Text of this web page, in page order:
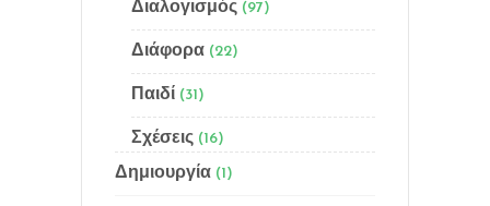
Διαλογισμός (97)
Διάφορα (22)
Παιδί (31)
Σχέσεις (16)
Δημιουργία (1)
Αρχική
Ποιός είμαι
Γίνε μέλος